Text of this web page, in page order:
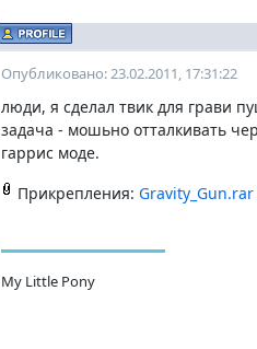
Опубликовано: 23.02.2011, 17:31:22
люди, я сделал твик для грави
задача - мошьно отталкивать
гаррис моде.
Прикрепления: Gravity_Gun.rar
My Little Pony